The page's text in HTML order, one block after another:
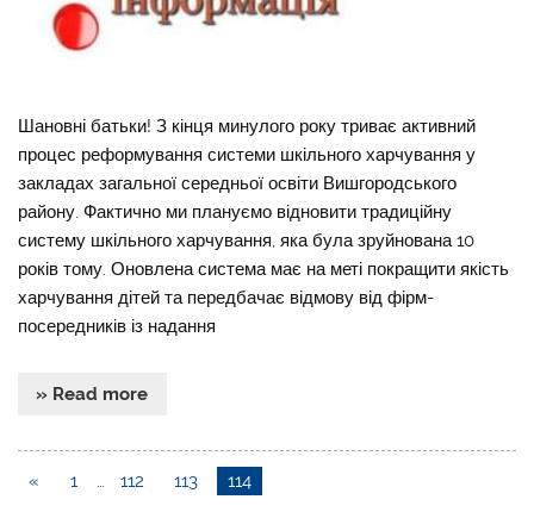
Шановні батьки! З кінця минулого року триває активний
процес реформування системи шкільного харчування у
закладах загальної середньої освіти Вишгородського
району. Фактично ми плануємо відновити традиційну
систему шкільного харчування, яка була зруйнована 10
років тому. Оновлена система має на меті покращити якість
харчування дітей та передбачає відмову від фірм-
посередників із надання
» Read more
« 1 … 112 113 114